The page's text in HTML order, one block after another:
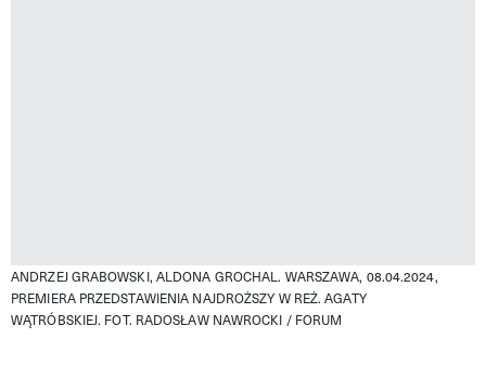
ANDRZEJ GRABOWSKI, ALDONA GROCHAL. WARSZAWA, 08.04.2024,
PREMIERA PRZEDSTAWIENIA NAJDROŻSZY W REŻ. AGATY
WĄTRÓBSKIEJ. FOT. RADOSŁAW NAWROCKI / FORUM